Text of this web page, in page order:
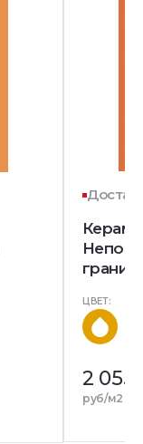
гранит)
ЦВЕТ:
2 055
руб/м2